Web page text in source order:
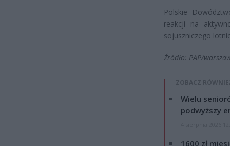
Polskie
reakcji na
sojuszniczego
Źródło: PAP/
ZOBACZ
Wielu
podwyższy
1600 zł